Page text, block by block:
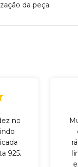
da peça
no
925.